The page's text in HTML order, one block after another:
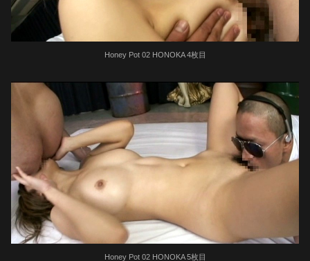
Honey Pot 02 HONOKA 4枚目
Honey Pot 02 HONOKA 5枚目